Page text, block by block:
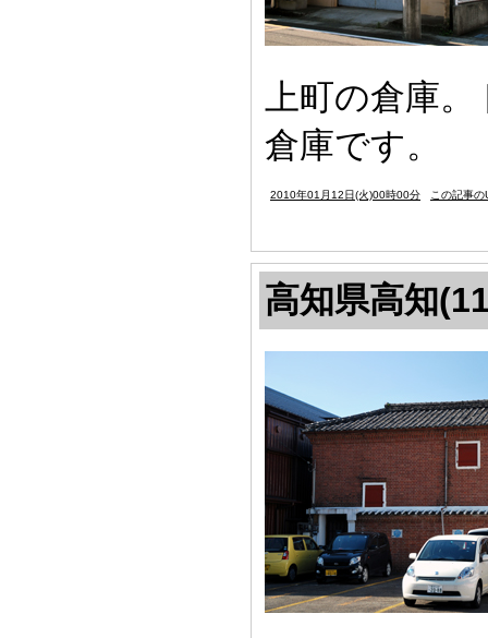
上町の倉庫
倉庫です。
2010年01月12日(火)00時00分 この記事の
高知県高知